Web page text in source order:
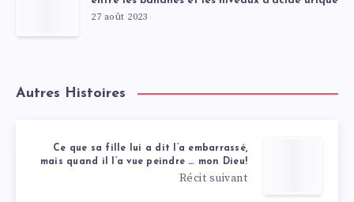
27 août 2023
Autres Histoires
Ce que sa fille lui a dit l’a embarrassé,
mais quand il l’a vue peindre … mon Dieu!
Récit suivant